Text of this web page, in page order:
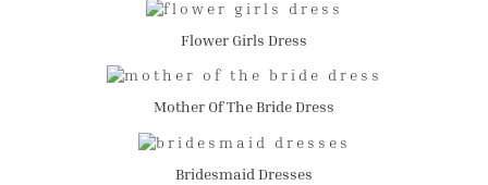
Flower Girls Dress
Mother Of The Bride Dress
Bridesmaid Dresses